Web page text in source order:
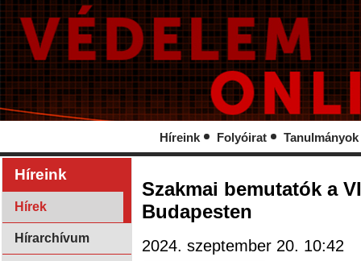
Híreink Folyóirat Tanulmányok
Híreink
Hírek
Hírarchívum
Szakmai bemutatók a
Budapesten
2024. szeptember 20. 10:42